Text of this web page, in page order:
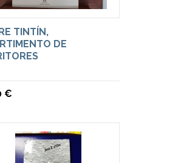
TINTÍN,
DE
€